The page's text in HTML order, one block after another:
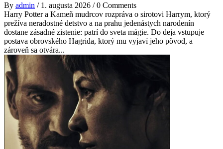
By admin / 1. augusta 2026 /0 Comments
Harry Potter a Kameň mudrcov rozpráva o sirotovi Harrym, ktorý
prežíva neradostné detstvo a na prahu jedenástych narodenín
dostane zásadné zistenie: patrí do sveta mágie. Do deja vstupuje
postava obrovského Hagrida, ktorý mu vyjaví jeho pôvod, a
zároveň sa otvára...